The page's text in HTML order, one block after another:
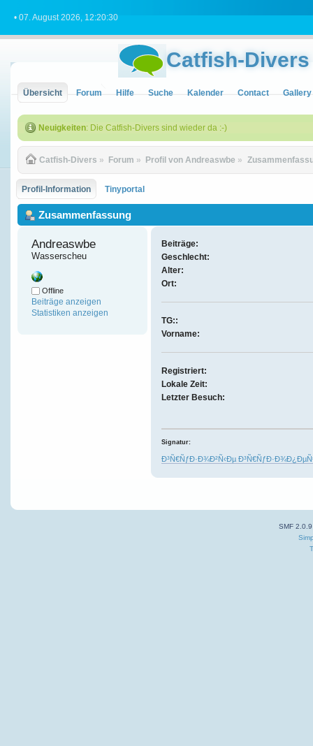
• 07. August 2026, 12:20:30
Catfish-Divers
Übersicht Forum Hilfe Suche Kalender Contact Gallery
Neuigkeiten: Die Catfish-Divers sind wieder da :-)
Catfish-Divers » Forum » Profil von Andreaswbe »
Profil-Information Tinyportal
Zusammenfassung
Andreaswbe
Wasserscheu
Offline
Beiträge anzeigen
Statistiken anzeigen
Beiträge:
Geschlecht:
Alter:
Ort:
TG::
Vorname:
Registriert:
Lokale Zeit:
Letzter Besuch:
Signatur:
Ð³Ñ€ÑƒÐ·Ð¾Ð²Ñ‹Ðµ
SMF 2.0.9